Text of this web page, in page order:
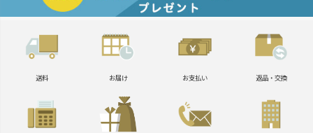
送料 お届け お支払い 返品・交換